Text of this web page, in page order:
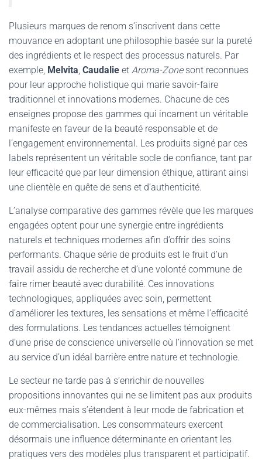
Plusieurs marques de renom s’inscrivent dans cette
mouvance en adoptant une philosophie basée sur la pureté
des ingrédients et le respect des processus naturels. Par
exemple, Melvita, Caudalie et Aroma-Zonesont reconnues
pour leur approche holistique qui marie savoir-faire
traditionnel et innovations modernes. Chacune de ces
enseignes propose des gammes qui incarnent un véritable
manifeste en faveur de la beauté responsable et de
l’engagement environnemental. Les produits signé par ces
labels représentent un véritable socle de confiance, tant par
leur efficacité que par leur dimension éthique, attirant ainsi
une clientèle en quête de sens et d’authenticité.
L’analyse comparative des gammes révèle que les marques
engagées optent pour une synergie entre ingrédients
naturels et techniques modernes afin d’offrir des soins
performants. Chaque série de produits est le fruit d’un
travail assidu de recherche et d’une volonté commune de
faire rimer beauté avec durabilité. Ces innovations
technologiques, appliquées avec soin, permettent
d’améliorer les textures, les sensations et même l’efficacité
des formulations. Les tendances actuelles témoignent
d’une prise de conscience universelle où l’innovation se met
au service d’un idéal barrière entre nature et technologie.
Le secteur ne tarde pas à s’enrichir de nouvelles
propositions innovantes qui ne se limitent pas aux produits
eux-mêmes mais s’étendent à leur mode de fabrication et
de commercialisation. Les consommateurs exercent
désormais une influence déterminante en orientant les
pratiques vers des modèles plus transparent et participatif.